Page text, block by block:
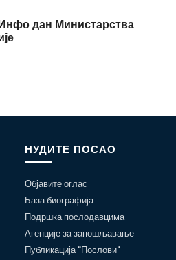
дан Министарства
НУДИТЕ ПОСАО
Објавите оглас
База биографија
Подршка послодавцима
Агенције за запошљавање
Публикација "Послови"